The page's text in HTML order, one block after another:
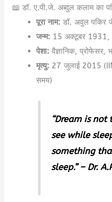
📖 डॉ. ए.पी.जे. अब्दुल कलाम का
पूरा नाम: डॉ. अवुल पकिर
जन्म: 15 अक्टूबर 1931,
पेशा: वैज्ञानिक, प्रोफेसर,
मृत्यु: 27 जुलाई 2015
समय)
“Dream is
see while
something
sleep.” – Dr.